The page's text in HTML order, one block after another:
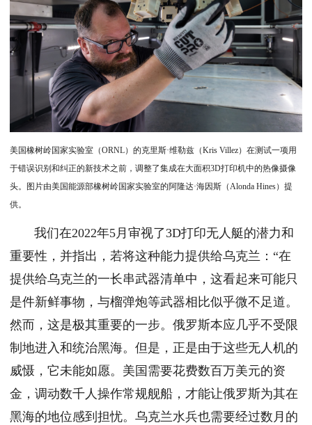
美国橡树岭国家实验室（ORNL）的克里斯·维勒兹（Kris Villez）在测试一项用
于错误识别和纠正的新技术之前，调整了集成在大面积3D打印机中的热像摄像
头。图片由美国能源部橡树岭国家实验室的阿隆达·海因斯（Alonda Hines）提
供。
我们在2022年5月审视了3D打印无人艇的潜力和
重要性，并指出，若将这种能力提供给乌克兰：“在
提供给乌克兰的一长串武器清单中，这看起来可能只
是件新鲜事物，与榴弹炮等武器相比似乎微不足道。
然而，这是极其重要的一步。俄罗斯本应几乎不受限
制地进入和统治黑海。但是，正是由于这些无人机的
威慑，它未能如愿。美国需要花费数百万美元的资
金，调动数千人操作常规舰船，才能让俄罗斯为其在
黑海的地位感到担忧。乌克兰水兵也需要经过数月的